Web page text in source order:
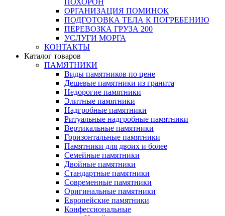
ПОХОРОН
ОРГАНИЗАЦИЯ ПОМИНОК
ПОДГОТОВКА ТЕЛА К ПОГРЕБЕНИЮ
ПЕРЕВОЗКА ГРУЗА 200
УСЛУГИ МОРГА
КОНТАКТЫ
Каталог товаров
ПАМЯТНИКИ
Виды памятников по цене
Дешевые памятники из гранита
Недорогие памятники
Элитные памятники
Надгробные памятники
Ритуальные надгробные памятники
Вертикальные памятники
Горизонтальные памятники
Памятники для двоих и более
Семейные памятники
Двойные памятники
Стандартные памятники
Современные памятники
Оригинальные памятники
Европейские памятники
Конфессиональные